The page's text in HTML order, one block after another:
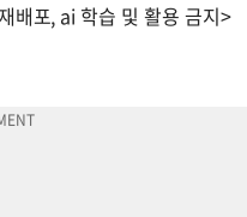
배포, ai 학습 및 활용 금지>